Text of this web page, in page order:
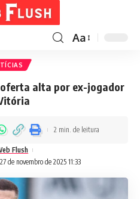
Aa
alta por ex-jogador
de novembro de 2025 11:33
Flush
2 min. de leitura